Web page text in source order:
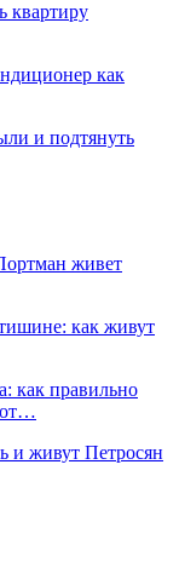
квартиру
как
и подтянуть
живет
как живут
как правильно
от…
и живут Петросян